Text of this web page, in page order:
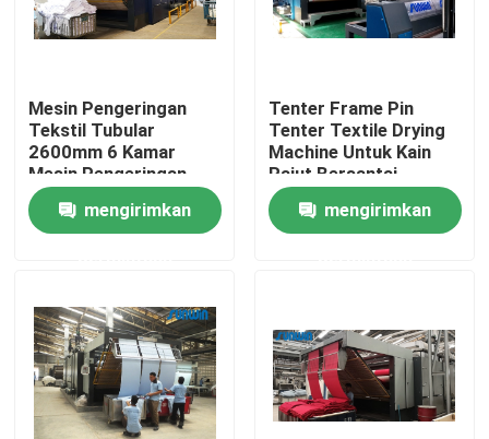
Produk
Mesin Stenter Udara Panas
Mesin Stenter Kain
Mesin Pengaturan Panas Kain
Mesin Finishing Tekstil
Mesin Pengeringan
Tekstil Tubular
2600mm 6 Kamar
Mesin Pengeringan
Kain Multi Pass
mengirimkan
Tenter Frame Pin
Tenter Textile Drying
Machine Untuk Kain
Rajut Bersantai
Pengering 2600mm
mengirimkan